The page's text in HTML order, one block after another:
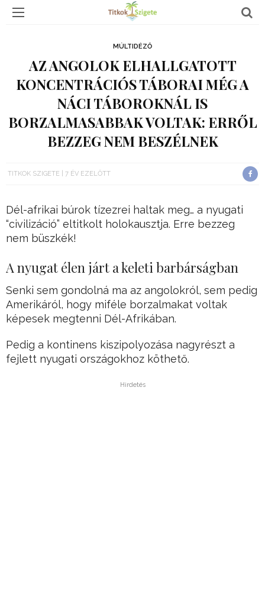
MÚLTIDÉZŐ
AZ ANGOLOK ELHALLGATOTT
KONCENTRÁCIÓS TÁBORAI MÉG A
NÁCI TÁBOROKNÁL IS
BORZALMASABBAK VOLTAK: ERRŐL
BEZZEG NEM BESZÉLNEK
TITKOK SZIGETE 7 ÉV EZELŐTT
Dél-afrikai búrok tízezrei haltak meg… a nyugati
“civilizáció” eltitkolt holokausztja. Erre bezzeg
nem büszkék!
A nyugat élen járt a keleti barbárságban
Senki sem gondolná ma az angolokról, sem pedig
Amerikáról, hogy miféle borzalmakat voltak
képesek megtenni Dél-Afrikában.
Pedig a kontinens kiszipolyozása nagyrészt a
fejlett nyugati országokhoz köthető.
Hirdetés